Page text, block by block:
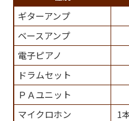
ギターアンプ
ベースアンプ
電子ピアノ
ドラムセット
ＰＡユニット
マイクロホン
1